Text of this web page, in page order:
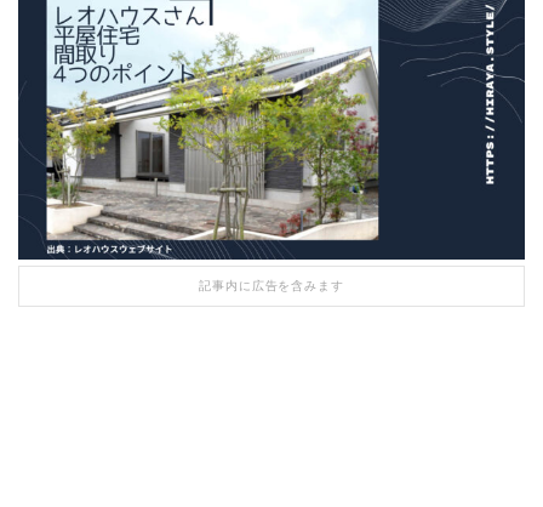
記事内に広告を含みます